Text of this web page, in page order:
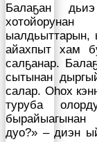
Балаҕан
ыалдьыттарын,
айахпыт хам
салҕанар.
сытынан
салар. Оһох
туруба
дуо?» – диэн